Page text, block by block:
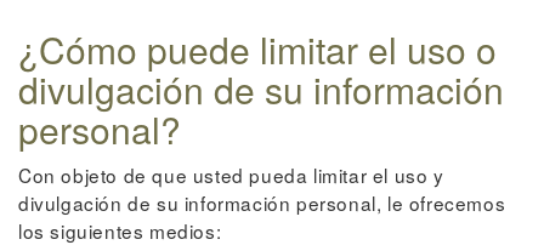
¿Cómo puede limitar el uso o
divulgación de su información
personal?
Con objeto de que usted pueda limitar el uso y
divulgación de su información personal, le ofrecemos
los siguientes medios: